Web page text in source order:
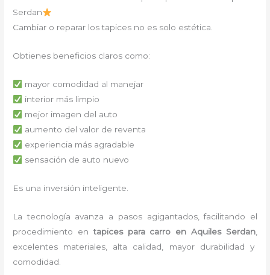
Serdan
Cambiar o reparar los tapices no es solo estética.
Obtienes beneficios claros como:
mayor comodidad al manejar
interior más limpio
mejor imagen del auto
aumento del valor de reventa
experiencia más agradable
sensación de auto nuevo
Es una inversión inteligente.
La tecnología avanza a pasos agigantados, facilitando el
procedimiento entapices para carro en Aquiles Serdan,
excelentes materiales, alta calidad, mayor durabilidad y
comodidad.